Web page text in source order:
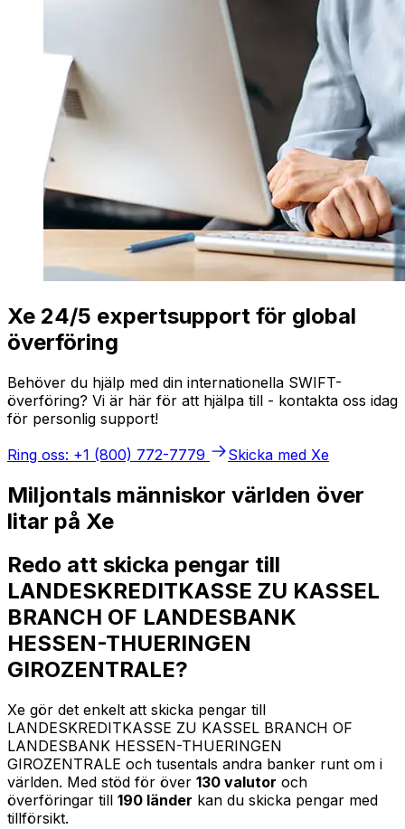
Xe 24/5 expertsupport för global
överföring
Behöver du hjälp med din internationella SWIFT-
överföring? Vi är här för att hjälpa till - kontakta oss idag
för personlig support!
Ring oss: +1 (800) 772-7779
Skicka med Xe
Miljontals människor världen över
litar på Xe
Redo att skicka pengar till
LANDESKREDITKASSE ZU KASSEL
BRANCH OF LANDESBANK
HESSEN-THUERINGEN
GIROZENTRALE?
Xe gör det enkelt att skicka pengar till
LANDESKREDITKASSE ZU KASSEL BRANCH OF
LANDESBANK HESSEN-THUERINGEN
GIROZENTRALE och tusentals andra banker runt om i
världen. Med stöd för över 130 valutor och
överföringar till 190 länder kan du skicka pengar med
tillförsikt.